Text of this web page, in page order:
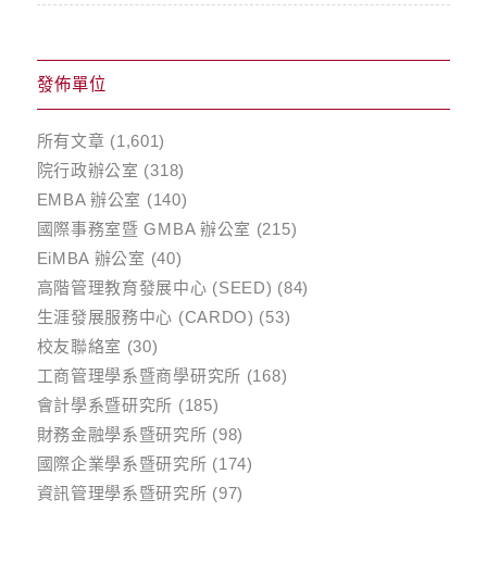
發佈單位
所有文章 (1,601)
院行政辦公室 (318)
EMBA 辦公室 (140)
國際事務室暨 GMBA 辦公室 (215)
EiMBA 辦公室 (40)
高階管理教育發展中心 (SEED) (84)
生涯發展服務中心 (CARDO) (53)
校友聯絡室 (30)
工商管理學系暨商學研究所 (168)
會計學系暨研究所 (185)
財務金融學系暨研究所 (98)
國際企業學系暨研究所 (174)
資訊管理學系暨研究所 (97)